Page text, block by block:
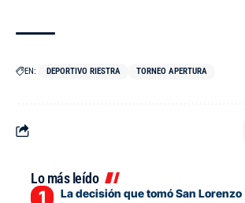
EN: DEPORTIVO RIESTRA TORNEO APERTURA
Lo más leído
La decisión que tomó San Lorenzo